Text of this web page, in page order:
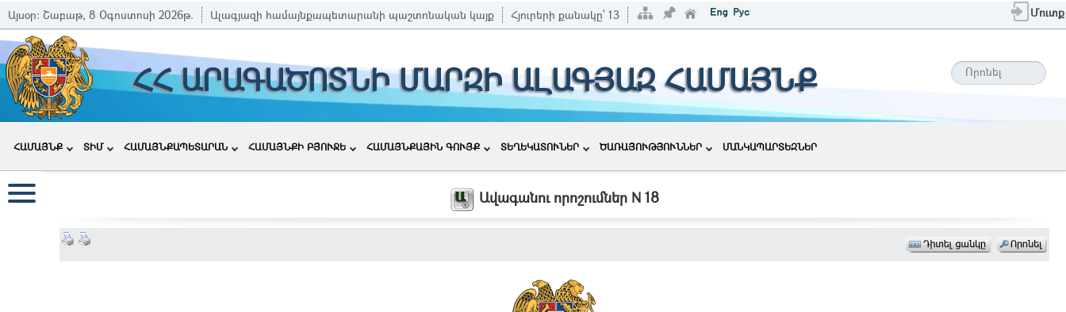
Այսօր: Շաբաթ, 8 Օգոստոսի 2026թ. Ալագյազի համայնքապետարանի պաշտոնական կայք Հյուրերի քանակը՝ 13 Մուտք
ՀՀ ԱՐԱԳԱԾՈՏՆԻ ՄԱՐԶԻ ԱԼԱԳՅԱԶ ՀԱՄԱՅՆՔ
ՀԱՄԱՅՆՔ ՏԻՄ ՀԱՄԱՅՆՔԱՊԵՏԱՐԱՆ ՀԱՄԱՅՆՔԻ ԲՅՈՒՋԵ ՀԱՄԱՅՆՔԱՅԻՆ ԳՈՒՅՔ ՏԵՂԵԿԱՏՈՒՆԵՐ ԾԱՌԱՅՈՒԹՅՈՒՆՆԵՐ ՄԱՆԿԱՊԱՐՏԵԶՆԵՐ
Ավագանու որոշումներ N 18